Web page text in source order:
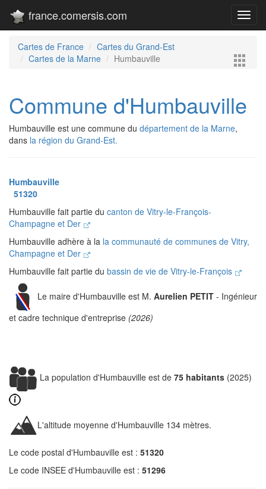
france.comersis.com
Cartes de France
Cartes du Grand-Est
Cartes de la Marne
Humbauville
Commune d'Humbauville
Humbauville est une commune du département de la Marne,
dans la région du Grand-Est.
Humbauville
51320
Humbauville fait partie du canton de Vitry-le-François-
Champagne et Der
Humbauville adhère à la la communauté de communes de Vitry,
Champagne et Der
Humbauville fait partie du bassin de vie de Vitry-le-François
Le maire d'Humbauville est M. Aurelien PETIT - Ingénieur
et cadre technique d'entreprise (2026)
La population d'Humbauville est de 75 habitants (2025)
L'altitude moyenne d'Humbauville 134 mètres.
Le code postal d'Humbauville est : 51320
Le code INSEE d'Humbauville est : 51296